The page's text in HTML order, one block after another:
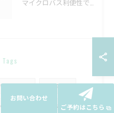
Tags
マイクロバス レンタカー
ハイエース コースター
お問い合わせ
ご予約はこちら